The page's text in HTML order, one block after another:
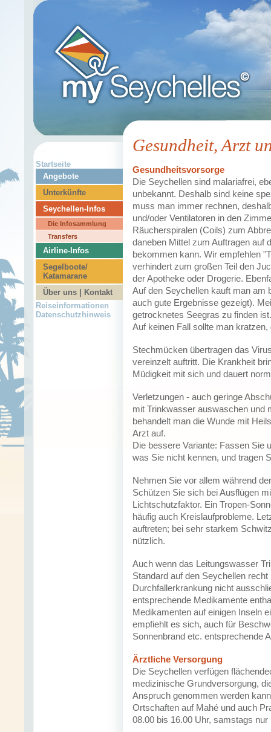
Startseite
Angebote
Unterkünfte
Seychellen-Infos
Die Infosammlung
Transfers
Airline-Infos
Segelboote/
Katamarane
Über uns | Kontakt
Reiseinformationen
Datenschutzhinweis
Gesundheit, Arzt
Gesundheitsvorsorge
Die Seychellen sind malariafrei,
unbekannt. Deshalb sind keine
muss man immer rechnen,
und/oder Ventilatoren in den
Räucherspiralen (Coils) zum
daneben Mittel zum Auftragen auf
bekommen kann. Wir empfehlen
verhindert zum großen Teil den
der Apotheke oder Drogerie.
Auf den Seychellen kauft man am
auch gute Ergebnisse gezeigt).
getrocknetes Seegras zu finden
Auf keinen Fall sollte man
Stechmücken übertragen das
vereinzelt auftritt. Die Krankheit
Müdigkeit mit sich und dauert
Verletzungen - auch geringe
mit Trinkwasser auswaschen und
behandelt man die Wunde mit
Arzt auf.
Die bessere Variante: Fassen Sie
was Sie nicht kennen, und tragen
Nehmen Sie vor allem während
Schützen Sie sich bei Ausflügen
Lichtschutzfaktor. Ein Tropen-
häufig auch Kreislaufprobleme.
auftreten; bei sehr starkem
nützlich.
Auch wenn das Leitungswasser
Standard auf den Seychellen
Durchfallerkrankung nicht
entsprechende Medikamente
Medikamenten auf einigen Inseln
empfiehlt es sich, auch für
Sonnenbrand etc. entsprechende
Ärztliche Versorgung
Die Seychellen verfügen
medizinische Grundversorgung,
Anspruch genommen werden
Ortschaften auf Mahé und auch
08.00 bis 16.00 Uhr, samstags